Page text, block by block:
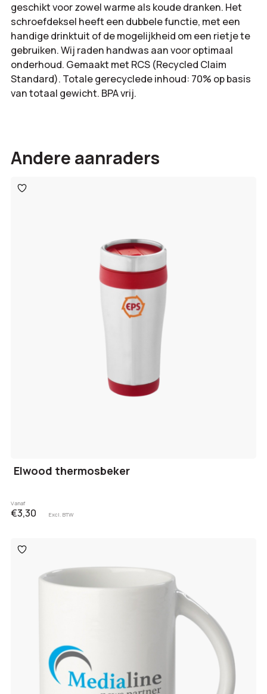
geschikt voor zowel warme als koude dranken. Het
schroefdeksel heeft een dubbele functie, met een
handige drinktuit of de mogelijkheid om een rietje te
gebruiken. Wij raden handwas aan voor optimaal
onderhoud. Gemaakt met RCS (Recycled Claim
Standard). Totale gerecyclede inhoud: 70% op basis
van totaal gewicht. BPA vrij.
Andere aanraders
Toevoegen
aan
Elwood thermosbeker
Vanaf
€3,30 Excl. BTW
Toevoegen
aan